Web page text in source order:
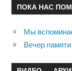
ПОКА НАС
Мы
Вечер